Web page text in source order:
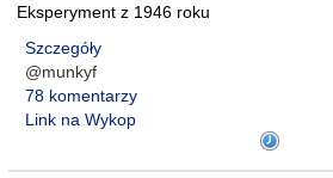
Eksperyment z 1946 roku
Szczegóły
@munkyf
78 komentarzy
Link na Wykop